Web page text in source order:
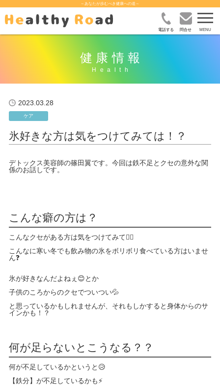
～あなたが歩むべき健康への道～
電話する 問合せ
健康情報
2023.03.28
ケア
氷好きな方は気をつけてみては！？
デトックス美容師の篠田翼です。今回は鉄不足とクセの意外な関
係のお話しです。
こんな癖の方は？
こんなクセがある方は気をつけてみて🙋‍♂️
こんなに寒い冬でも飲み物の氷をボリボリ食べている方はいませ
ん❓
氷が好きなんだよねぇ😊とか
子供のころからのクセでついつい💦
と思っているかもしれませんが、それもしかすると身体からのサ
インかも！？
何が足らないとこうなる？？
何が不足しているかというと😥
【鉄分】が不足しているかも⚡️